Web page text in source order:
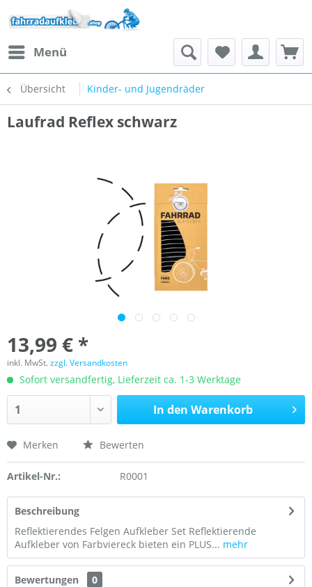
Menü
Übersicht Kinder- und Jugendräder
Laufrad Reflex schwarz
13,99 € *
inkl. MwSt.zzgl. Versandkosten
Sofort versandfertig, Lieferzeit ca. 1-3 Werktage
In den Warenkorb
Merken Bewerten
Artikel-Nr.: R0001
Beschreibung
Reflektierendes Felgen Aufkleber Set Reflektierende
Aufkleber von Farbviereck bieten ein PLUS... mehr
Bewertungen
0